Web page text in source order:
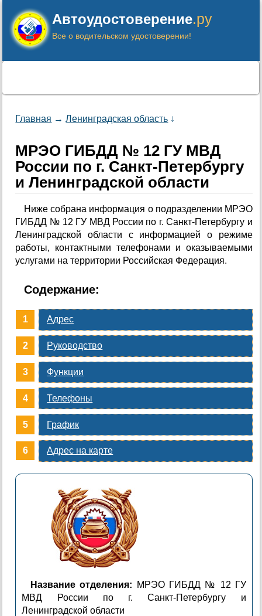
Автоудостоверение.ру
Все о водительском удостоверении!
Главная →Ленинградская область ↓
МРЭО ГИБДД № 12 ГУ МВД
России по г. Санкт-Петербургу
и Ленинградской области
Ниже собрана информация о подразделении МРЭО
ГИБДД № 12 ГУ МВД России по г. Санкт-Петербургу и
Ленинградской области с информацией о режиме
работы, контактными телефонами и оказываемыми
услугами на территории Российская Федерация.
Содержание:
Адрес
Руководство
Функции
Телефоны
График
Адрес на карте
Название отделения: МРЭО ГИБДД № 12 ГУ
МВД России по г. Санкт-Петербургу и
Ленинградской области